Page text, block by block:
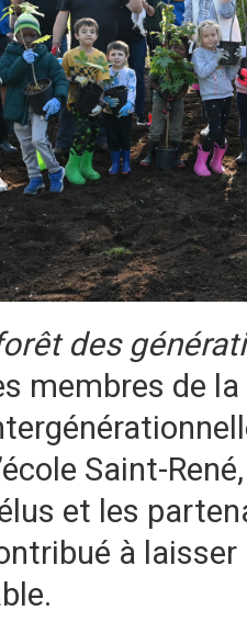
des
membres de
Saint-
et les
à